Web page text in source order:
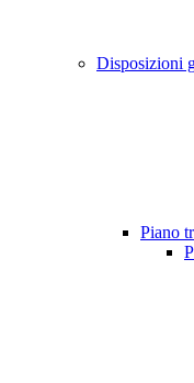
Disposizioni
Piano